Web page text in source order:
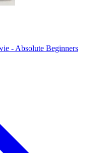
- Absolute Beginners